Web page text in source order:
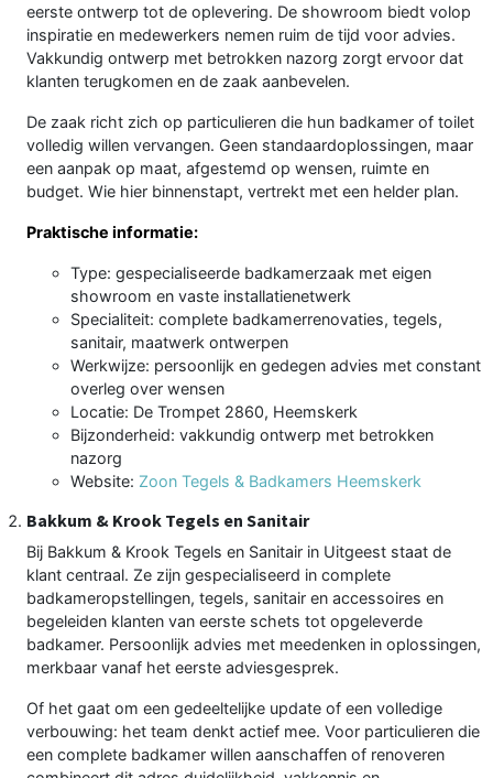
eerste ontwerp tot de oplevering. De showroom biedt volop
inspiratie en medewerkers nemen ruim de tijd voor advies.
Vakkundig ontwerp met betrokken nazorg zorgt ervoor dat
klanten terugkomen en de zaak aanbevelen.
De zaak richt zich op particulieren die hun badkamer of toilet
volledig willen vervangen. Geen standaardoplossingen, maar
een aanpak op maat, afgestemd op wensen, ruimte en
budget. Wie hier binnenstapt, vertrekt met een helder plan.
Praktische informatie:
Type: gespecialiseerde badkamerzaak met eigen
showroom en vaste installatienetwerk
Specialiteit: complete badkamerrenovaties, tegels,
sanitair, maatwerk ontwerpen
Werkwijze: persoonlijk en gedegen advies met constant
overleg over wensen
Locatie: De Trompet 2860, Heemskerk
Bijzonderheid: vakkundig ontwerp met betrokken
nazorg
Website: Zoon Tegels & Badkamers Heemskerk
Bakkum & Krook Tegels en Sanitair
Bij Bakkum & Krook Tegels en Sanitair in Uitgeest staat de
klant centraal. Ze zijn gespecialiseerd in complete
badkameropstellingen, tegels, sanitair en accessoires en
begeleiden klanten van eerste schets tot opgeleverde
badkamer. Persoonlijk advies met meedenken in oplossingen,
merkbaar vanaf het eerste adviesgesprek.
Of het gaat om een gedeeltelijke update of een volledige
verbouwing: het team denkt actief mee. Voor particulieren die
een complete badkamer willen aanschaffen of renoveren